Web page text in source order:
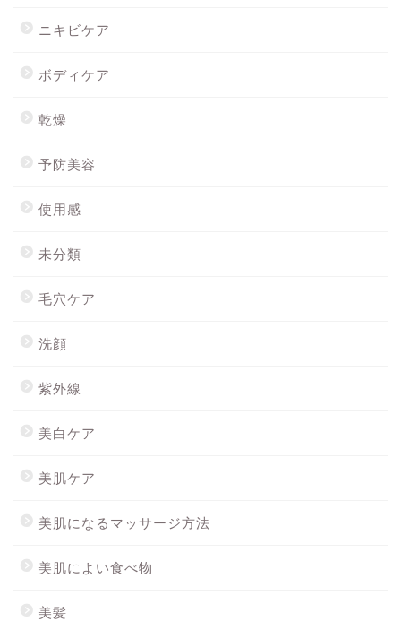
ニキビケア
ボディケア
乾燥
予防美容
使用感
未分類
毛穴ケア
洗顔
紫外線
美白ケア
美肌ケア
美肌になるマッサージ方法
美肌によい食べ物
美髪